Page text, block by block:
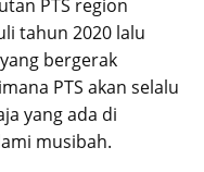
PTS region
tahun 2020 lalu
bergerak
PTS akan selalu
yang ada di
musibah.